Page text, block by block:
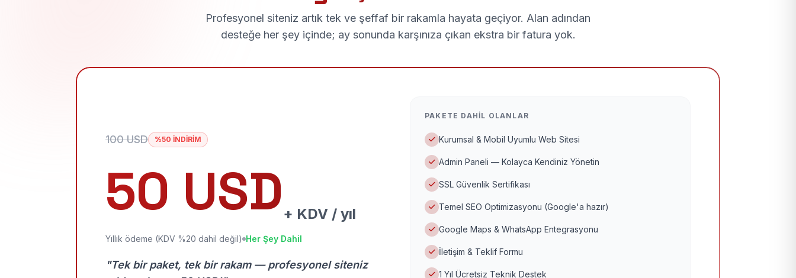
Profesyonel siteniz artık tek ve şeffaf bir rakamla hayata geçiyor. Alan adından
desteğe her şey içinde; ay sonunda karşınıza çıkan ekstra bir fatura yok.
100 USD %50 İNDİRİM
50 USD + KDV / yıl
Yıllık ödeme (KDV %20 dahil değil) Her Şey Dahil
"Tek bir paket, tek bir rakam — profesyonel siteniz
PAKETE DAHIL OLANLAR
Kurumsal & Mobil Uyumlu Web Sitesi
Admin Paneli — Kolayca Kendiniz Yönetin
SSL Güvenlik Sertifikası
Temel SEO Optimizasyonu (Google'a hazır)
Google Maps & WhatsApp Entegrasyonu
İletişim & Teklif Formu
1 Yıl Ücretsiz Teknik Destek